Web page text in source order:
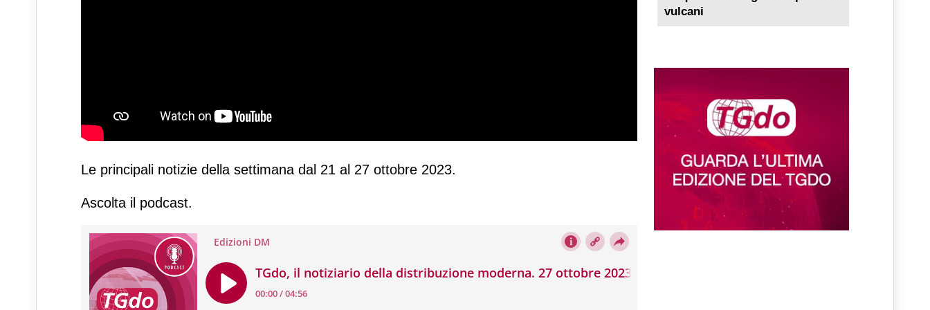
Le principali notizie della settimana dal 21 al 27 ottobre 2023.
Ascolta il podcast.
vulcani